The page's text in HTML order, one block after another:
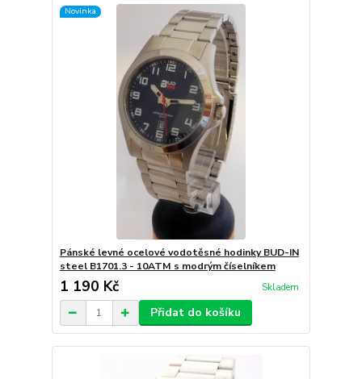
Novinka
Pánské levné ocelové vodotěsné hodinky BUD-IN
steel B1701.3 - 10ATM s modrým číselníkem
1 190 Kč Skladem
Přidat do košíku